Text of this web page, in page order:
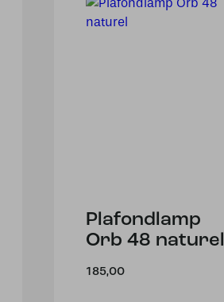
Plafondlamp
Orb 48 naturel
185,00